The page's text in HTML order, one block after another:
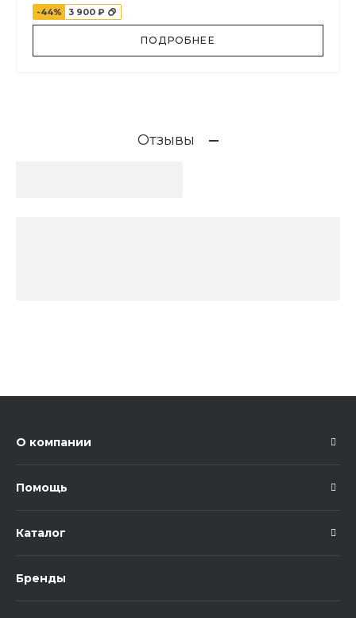
-44%
3 900 ₽
ПОДРОБНЕЕ
Отзывы
О компании
Помощь
Каталог
Бренды